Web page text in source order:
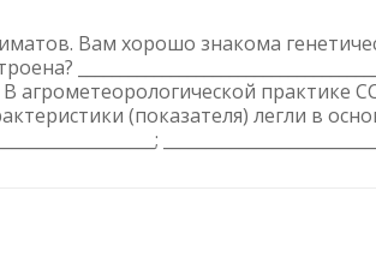
Вам хорошо знакома
В агрометеорологической
(показателя) легли в